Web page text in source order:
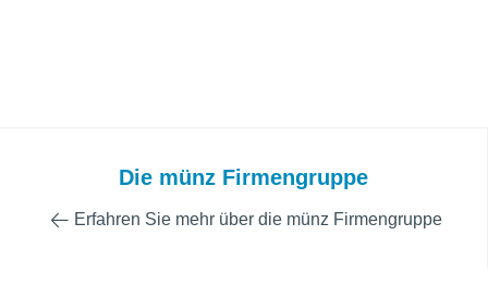
Die münz Firmengruppe
Erfahren Sie mehr über die münz Firmengruppe